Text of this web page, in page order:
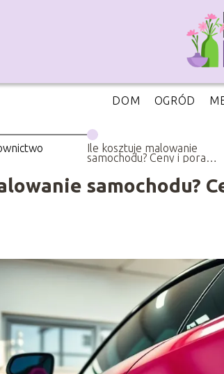
DOM OGRÓD
Ile kosztuje malowanie
samochodu? Ceny i porady
samochodu?